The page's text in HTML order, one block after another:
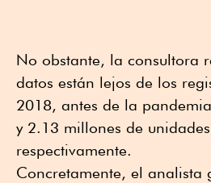
No obstante, la consultora
datos están lejos de los
2018, antes de la
y 2.13 millones de
respectivamente.
Concretamente, el analista